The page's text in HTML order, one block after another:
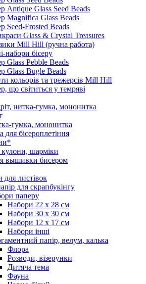
Antique Glass Seed Beads
Magnifica Glass Beads
Seed-Frosted Beads
Glass & Crystal Treasures
Mill Hill (ручна работа)
набори бісеру
Glass Pebble Beads
Glass Bugle Beads
кольорів та трежерсів Mill Hill
що світиться у темряві
нитка-гумка, мононитка
гумка, мононитка
для бісероплетіння
кулони, шарміки
вышивки бисером
для листівок
для скрапбукінгу
паперу
Набори 22 х 28 см
Набори 30 х 30 см
Набори 12 х 17 см
Набори інші
папір, велум, калька
Флора
Розводи, візерунки
Дитяча тема
Фауна